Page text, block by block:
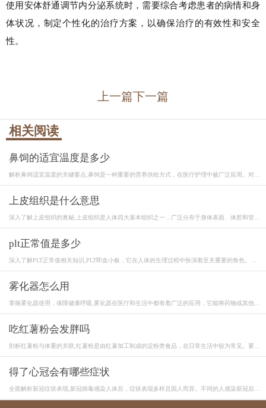
使用安体舒通调节内分泌系统时，需要综合考虑患者的病情和身
体状况，制定个性化的治疗方案，以确保治疗的有效性和安全
性。
上一篇下一篇
相关阅读
鼻饲的适宜温度是多少
解析鼻饲适宜温度的关键要点,鼻饲是一种重要的营养供给方式，在医疗护理中被广泛应用。对...
上皮组织是什么意思
深入了解上皮组织的奥秘,上皮组织是人体四大基本组织之一，广泛分布于身体表面、体腔和管...
plt正常值是多少
深入了解PLT正常值相关知识,PLT即血小板，它在人体的生理过程中扮演着至关重要的角色。血
雾化器怎么用
掌握雾化器使用，保障健康呼吸,雾化器在医疗和生活中都有着广泛的应用，它能将药物或其他...
吃红薯粉会发胖吗
剖析红薯粉与体重的关联,红薯粉是由红薯加工制成的淀粉类食品，在日常生活中较为常见。要...
得了心冠会有哪些症状
全面解析新冠症状表现,新冠病毒感染人体后，症状表现多样且因人而异。不同的人感染新冠后...